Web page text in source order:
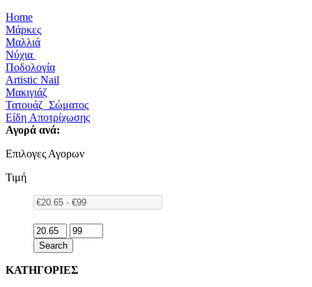
Home
Μάρκες
Μαλλιά
Νύχια
Ποδολογία
Artistic Nail
Μακιγιάζ
Τατουάζ Σώματος
Είδη Αποτρίχωσης
Αγορά ανά:
Επιλογες Αγορων
Τιμή
Search
ΚΑΤΗΓΟΡΙΕΣ